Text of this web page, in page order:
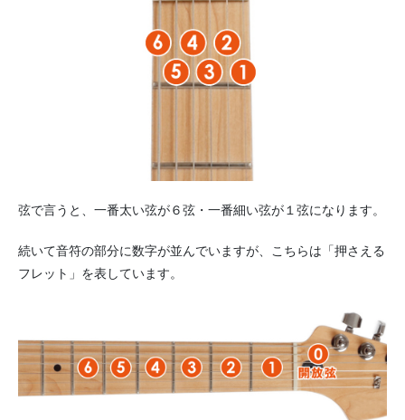
弦で言うと、一番太い弦が６弦・一番細い弦が１弦になります。
続いて音符の部分に数字が並んでいますが、こちらは「押さえる
フレット」を表しています。